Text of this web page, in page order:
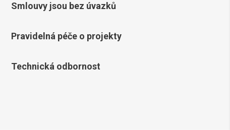
Smlouvy jsou bez úvazků
Pravidelná péče o projekty
Technická odbornost